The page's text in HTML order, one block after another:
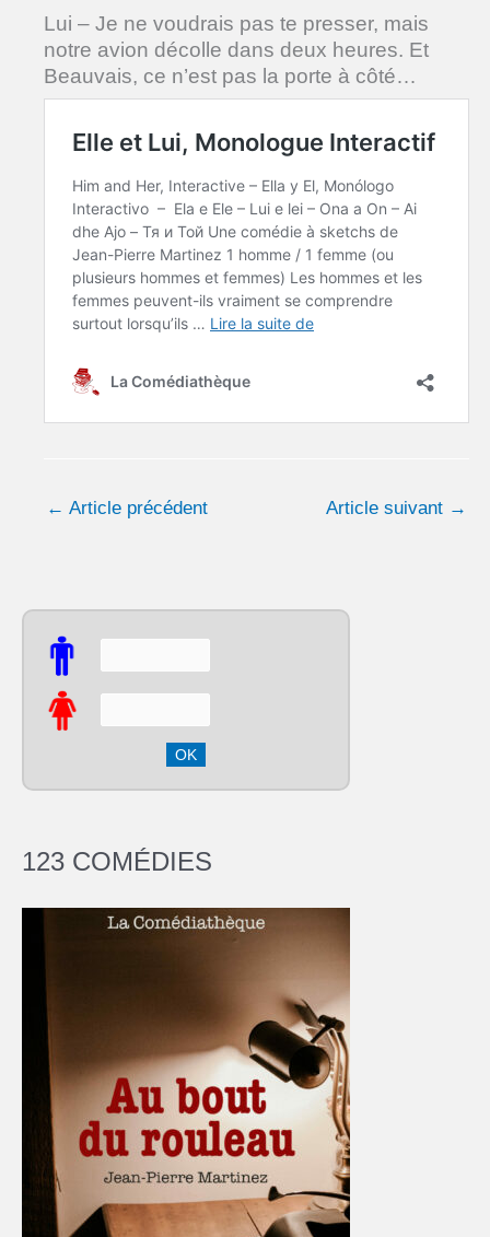
Lui – Je ne voudrais pas te presser, mais
notre avion décolle dans deux heures. Et
Beauvais, ce n’est pas la porte à côté…
← Article précédent Article suivant →
123 COMÉDIES